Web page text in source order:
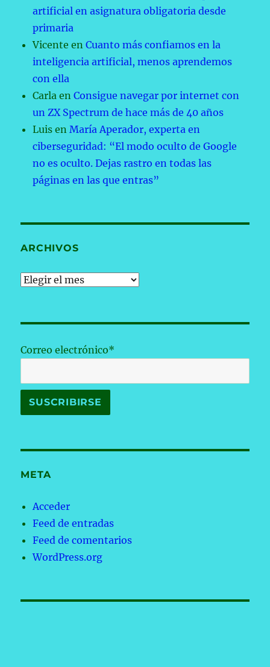
artificial en asignatura obligatoria desde
primaria
Vicente enCuanto más confiamos en la
inteligencia artificial, menos aprendemos
con ella
Carla enConsigue navegar por internet con
un ZX Spectrum de hace más de 40 años
Luis enMaría Aperador, experta en
ciberseguridad: “El modo oculto de Google
no es oculto. Dejas rastro en todas las
páginas en las que entras”
ARCHIVOS
Archivos
Correo electrónico*
META
Acceder
Feed de entradas
Feed de comentarios
WordPress.org